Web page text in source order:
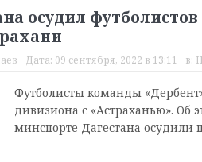
осудил
Дата: 09 сентября, 2022 в 13:11 в:
Футболисты команды
дивизиона с «Астраханью». Об
минспорте Дагестана осудили